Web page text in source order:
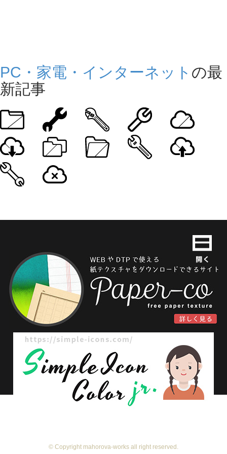
PC・家電・インターネット の最
新記事
© Copyright mahorova-works all right reserved.